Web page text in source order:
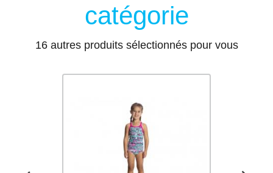
catégorie
16 autres produits sélectionnés pour vous